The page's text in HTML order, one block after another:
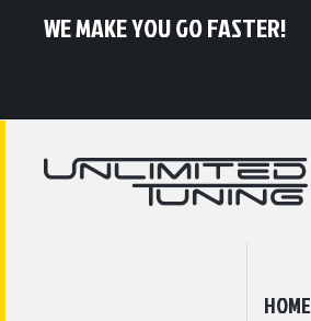
WE MAKE YOU GO FASTER!
HOME